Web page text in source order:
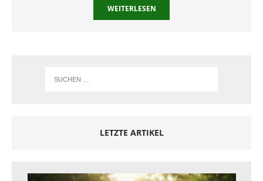
WEITERLESEN
LETZTE ARTIKEL